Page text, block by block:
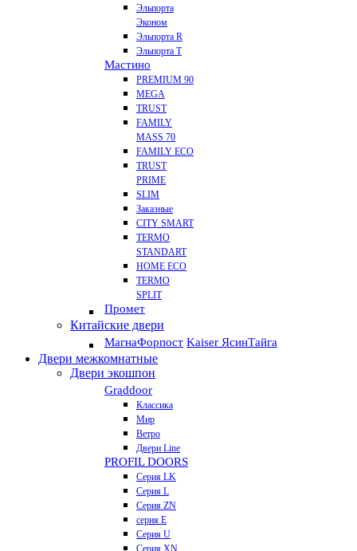
Эльпорта
Эконом
Эльпорта R
Эльпорта Т
Мастино
PREMIUM 90
MEGA
TRUST
FAMILY
MASS 70
FAMILY ECO
TRUST
PRIME
SLIM
Заказные
CITY SMART
TERMO
STANDART
HOME ECO
ТЕRМО
SPLIT
Промет
Китайские двери
МагнаФорпост Kaiser ЯсинТайга
Двери межкомнатные
Двери экошпон
Graddoor
Классика
Мир
Ветро
Двери Line
PROFIL DOORS
Серия LK
Серия L
Серия ZN
серия E
Серия U
Серия XN